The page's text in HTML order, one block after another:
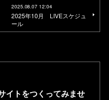
2025.08.07 12:04
2025年10月 LIVEスケジュ
ール
イトをつくってみませ